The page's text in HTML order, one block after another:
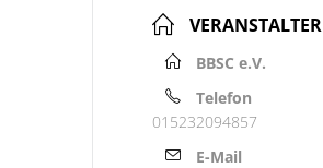
VERANSTALTER
BBSC e.V.
Telefon
015232094857
E-Mail